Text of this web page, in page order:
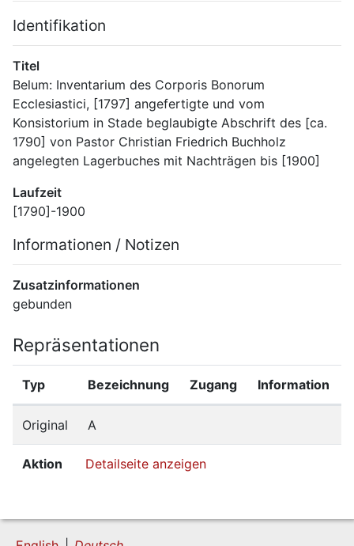
Identifikation
Titel
Belum: Inventarium des Corporis Bonorum
Ecclesiastici, [1797] angefertigte und vom
Konsistorium in Stade beglaubigte Abschrift des [ca.
1790] von Pastor Christian Friedrich Buchholz
angelegten Lagerbuches mit Nachträgen bis [1900]
Laufzeit
[1790]-1900
Informationen / Notizen
Zusatzinformationen
gebunden
Repräsentationen
Typ Bezeichnung Zugang Information
Original A
Aktion Detailseite anzeigen